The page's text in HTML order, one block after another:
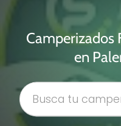
Camperizados
en